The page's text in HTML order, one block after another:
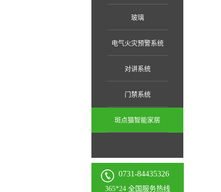
玻璃
电气火灾预警系统
对讲系统
门禁系统
斑点猫智能家居
0731-84435326
365*24 全国服务热线